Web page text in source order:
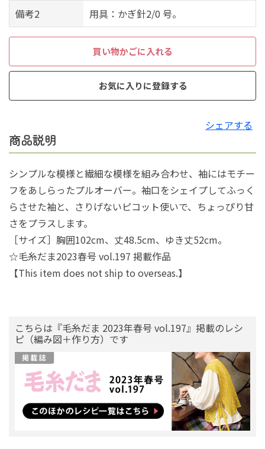
備考2
用具：かぎ針2/0 号。
買い物かごに入れる
お気に入りに登録する
シェアする
商品説明
シンプルな模様と繊細な模様を組み合わせ、袖にはモチー
フをあしらったプルオーバー。袖口をシェイプしてふっく
らさせた袖と、さりげないピコット使いで、ちょっぴり甘
さをプラスします。
［サイズ］胸囲102cm、丈48.5cm、ゆき丈52cm。
☆毛糸だま2023春号 vol.197 掲載作品
【This item does not ship to overseas.】
こちらは『毛糸だま 2023年春号 vol.197』掲載のレシ
ピ（編み図＋作り方）です